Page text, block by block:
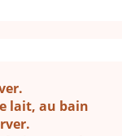
lait, au bain